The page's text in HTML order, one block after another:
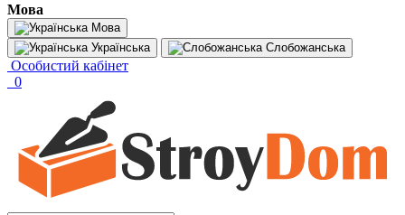
Мова
Мова
Українська
Слобожанська
Особистий кабінет
0